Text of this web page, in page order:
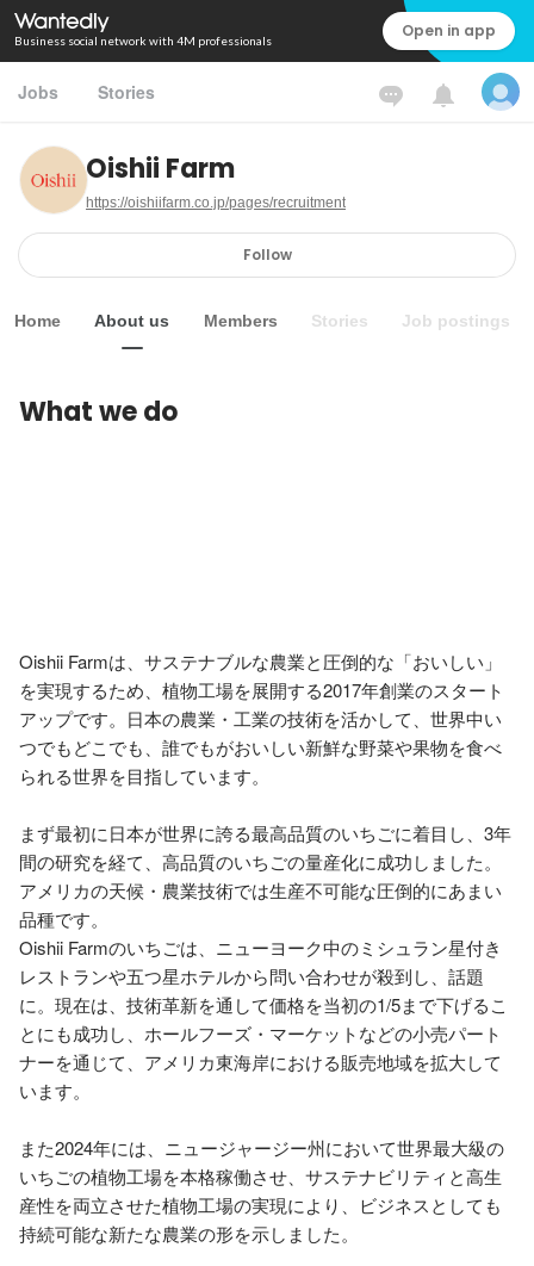
Business social network with 4M professionals Open in app
Jobs Stories
Oishii Farm
https://oishiifarm.co.jp/pages/recruitment
Follow
Home About us Members Stories Job postings
What we do
Oishii Farmは、サステナブルな農業と圧倒的な「おいしい」
を実現するため、植物工場を展開する2017年創業のスタート
アップです。日本の農業・工業の技術を活かして、世界中い
つでもどこでも、誰でもがおいしい新鮮な野菜や果物を食べ
られる世界を目指しています。
まず最初に日本が世界に誇る最高品質のいちごに着目し、3年
間の研究を経て、高品質のいちごの量産化に成功しました。
アメリカの天候・農業技術では生産不可能な圧倒的にあまい
品種です。
Oishii Farmのいちごは、ニューヨーク中のミシュラン星付き
レストランや五つ星ホテルから問い合わせが殺到し、話題
に。現在は、技術革新を通して価格を当初の1/5まで下げるこ
とにも成功し、ホールフーズ・マーケットなどの小売パート
ナーを通じて、アメリカ東海岸における販売地域を拡大して
います。
また2024年には、ニュージャージー州において世界最大級の
いちごの植物工場を本格稼働させ、サステナビリティと高生
産性を両立させた植物工場の実現により、ビジネスとしても
持続可能な新たな農業の形を示しました。